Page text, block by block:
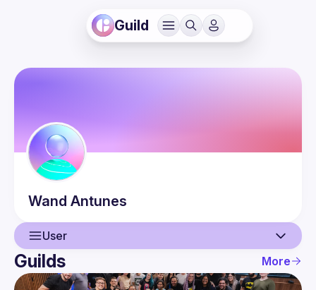
Guild
Wand Antunes
User
User
Guilds More